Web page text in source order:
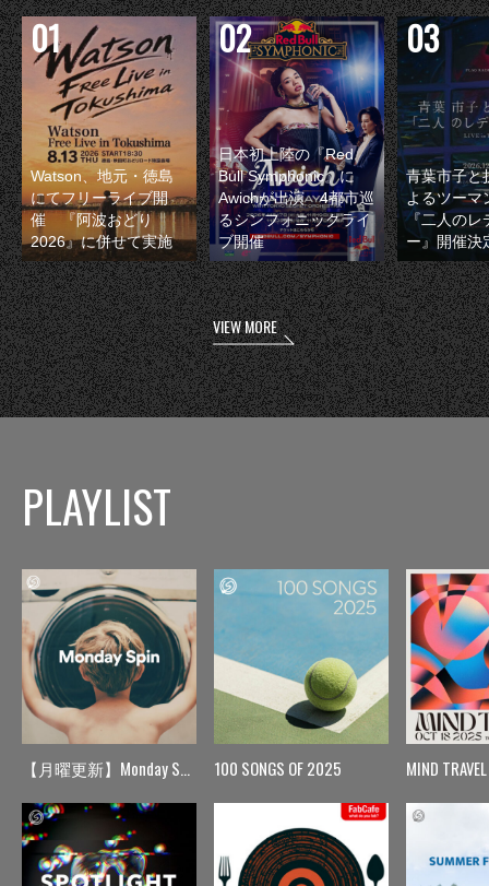
Watson、地元・徳島
にてフリーライブ開
催 『阿波おどり
2026』に併せて実施
日本初上陸の『Red
Bull Symphonic』に
Awichが出演 4都市巡
るシンフォニックライ
ブ開催
青葉市子と
よるツーマ
『二人のレ
ー』開催決
VIEW MORE
PLAYLIST
【月曜更新】Monday Spin 100 SONGS OF 2025 MIND TRAVEL